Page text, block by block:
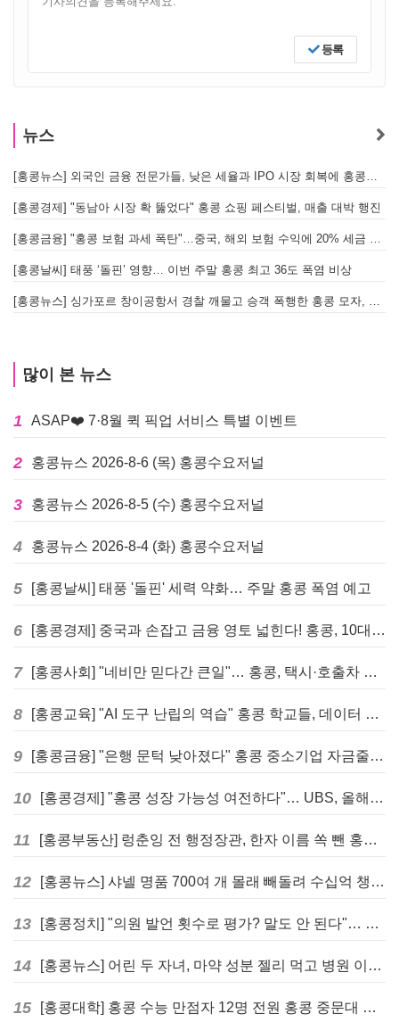
등록
뉴스
[홍콩경제] "동남아 시장 확 뚫었다" 홍콩 쇼핑 페스티벌, 매출 대박 행진
[홍콩날씨] 태풍 ‘돌핀’ 영향… 이번 주말 홍콩 최고 36도 폭염 비상
많이 본 뉴스
1 ASAP❤️ 7·8월 퀵 픽업 서비스 특별 이벤트
2 홍콩뉴스 2026-8-6 (목) 홍콩수요저널
3 홍콩뉴스 2026-8-5 (수) 홍콩수요저널
4 홍콩뉴스 2026-8-4 (화) 홍콩수요저널
5 [홍콩날씨] 태풍 '돌핀' 세력 약화… 주말 홍콩 폭염 예고
6 [홍콩경제] 중국과 손잡고 금융 영토 넓힌다! 홍콩, 10대 신규 정책 발표
7 [홍콩사회] "네비만 믿다간 큰일"… 홍콩, 택시·호출차 통합 시험 도입하며 규제 본격화
8 [홍콩교육] "AI 도구 난립의 역습" 홍콩 학교들, 데이터 고립에 교육 효과 평가 비상
9 [홍콩금융] "은행 문턱 낮아졌다" 홍콩 중소기업 자금줄 숨통 트이나… HKMA "2분기 신용 조건 안정적"
10 [홍콩경제] "홍콩 성장 가능성 여전하다"… UBS, 올해 홍콩 GDP 성장률 전망치 4.5%로 대폭 상향
11 [홍콩부동산] 렁춘잉 전 행정장관, 한자 이름 쏙 뺀 홍콩 고급 아파트 단지들에 쓴소리
12 [홍콩뉴스] 샤넬 명품 700여 개 몰래 빼돌려 수십억 챙긴 직원 4년~7년형 선고
13 [홍콩정치] "의원 발언 횟수로 평가? 말도 안 된다"… 홍콩 입법회 의장의 일침
14 [홍콩뉴스] 어린 두 자녀, 마약 성분 젤리 먹고 병원 이송… 어머니와 친척 체포
15 [홍콩대학] 홍콩 수능 만점자 12명 전원 홍콩 중문대 의대 진학